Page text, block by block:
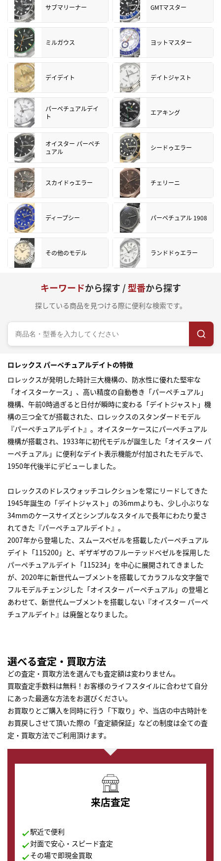
サブマリーナー GMTマスター
ミルガウス ヨットマスター
デイデイト デイトジャスト
パーペチュアルデイ
ト
エアキング
オイスター パーペチ
ュアル
シードゥエラー
スカイドゥエラー チェリーニ
ディープシー パーペチュアル 1908
その他のモデル ランドドゥエラー
キーワードから探す /型番から探す
探している商品を見つける際に便利な検索です。
ロレックス パーペチュアルデイトの特徴
ロレックスが発明した時計三大機構の、防水性に優れた堅牢な
「オイスターケース」、高い精度の自動巻き「パーペチュアル」
機構、午前0時過ぎると日付が瞬時に変わる「デイトジャスト」機
構の三つ全てが搭載された、ロレックスのスタンダードモデル
『パーペチュアルデイト』。オイスターケースにパーペチュアル
機構が搭載され、1933年に初代モデルが誕生した「オイスター パ
ーペチュアル」に便利なデイト表示機能が付加されたモデルで、
1950年代後半にデビューしました。
ロレックスのドレスウォッチコレクションを常にリードしてきた
1945年誕生の「デイトジャスト」の36mmよりも、少し小ぶりな
34mmのケースサイズとシンプルなスタイルで長年にわたり愛さ
れてきた『パーペチュアルデイト』。
2007年から登場した、スムースベゼルを搭載したパーペチュアル
デイト「115200」と、ギザギザのフルーテッドベゼルを採用した
パーペチュアルデイト「115234」を中心に展開されてきました
が、2020年に新世代ムーブメントを搭載してカラフルな文字盤で
フルモデルチェンジした「オイスター パーペチュアル」の登場と
あわせて、新世代ムーブメントを搭載しない『オイスター パーペ
チュアルデイト』は廃盤となりました。
選べる査定・買取方法
どの査定・買取方法を選んでも査定額は変わりません。
買取査定手数料は無料！お客様のライフスタイルに合わせて自分
にあった最適な方法をお選びください。
お買取りとご購入を同時に行う「下取り」や、当店の中古時計を
お買戻しさせて頂いた際の「査定額保証」などの制度は全ての査
定・買取方法でご利用頂けます。
来店査定
駅近で便利
対面で安心・スピード査定
その場で即現金買取